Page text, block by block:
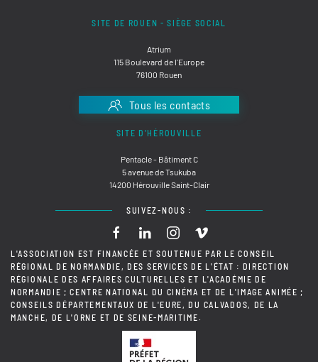
SITE DE ROUEN - SIÈGE SOCIAL
Atrium
115 Boulevard de l'Europe
76100 Rouen
Tous les contacts
SITE D'HÉROUVILLE
Pentacle - Bâtiment C
5 avenue de Tsukuba
14200 Hérouville Saint-Clair
SUIVEZ-NOUS :
L'ASSOCIATION EST FINANCÉE ET SOUTENUE PAR LE CONSEIL
RÉGIONAL DE NORMANDIE, DES SERVICES DE L'ÉTAT : DIRECTION
RÉGIONALE DES AFFAIRES CULTURELLES ET L'ACADÉMIE DE
NORMANDIE ; CENTRE NATIONAL DU CINÉMA ET DE L'IMAGE ANIMÉE ;
CONSEILS DÉPARTEMENTAUX DE L'EURE, DU CALVADOS, DE LA
MANCHE, DE L'ORNE ET DE SEINE-MARITIME.